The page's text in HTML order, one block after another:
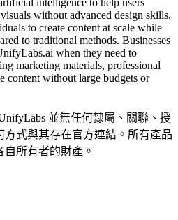
without advanced design skills,
to create content at scale while
to traditional methods. Businesses
when they need to
marketing materials, professional
content without large budgets or
並無任何隸屬、關聯、授
式與其存在官方連結。所有產品
所有者的財產。